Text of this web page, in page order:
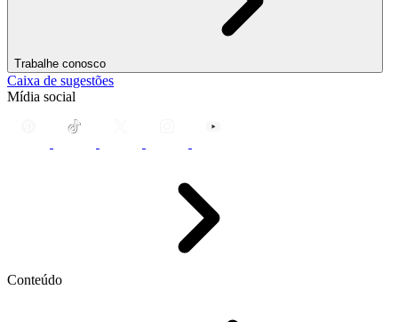
Trabalhe conosco
Caixa de sugestões
Mídia social
Conteúdo